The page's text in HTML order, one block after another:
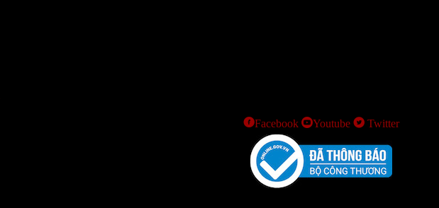
Facebook Youtube Twitter